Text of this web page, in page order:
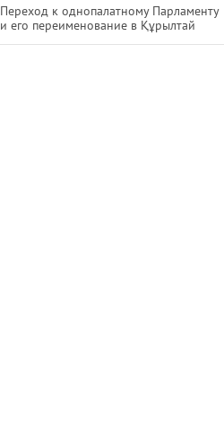
Переход к однопалатному Парламенту
и его переименование в Құрылтай